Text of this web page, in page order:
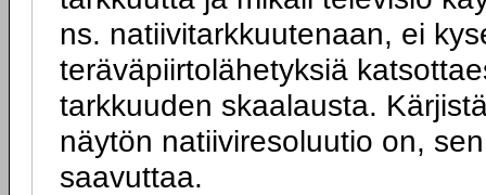
ns. natiivitarkkuutenaan, ei
teräväpiirtolähetyksiä
tarkkuuden skaalausta.
näytön natiiviresoluutio on,
saavuttaa.